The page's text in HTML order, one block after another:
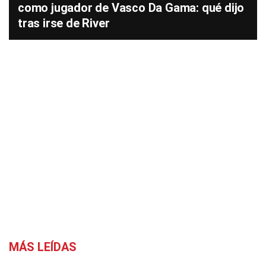
como jugador de Vasco Da Gama: qué dijo
tras irse de River
MÁS LEÍDAS